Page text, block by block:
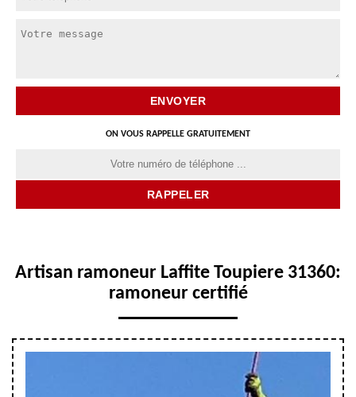
ON VOUS RAPPELLE GRATUITEMENT
Artisan ramoneur Laffite Toupiere 31360:
ramoneur certifié